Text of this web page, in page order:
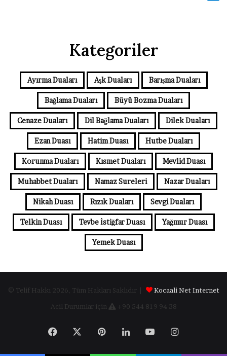
Kategoriler
Ayırma Duaları Aşk Duaları Barışma Duaları
Bağlama Duaları Büyü Bozma Duaları
Cenaze Duaları Dil Bağlama Duaları Dilek Duaları
Ezan Duası Hatim Duası Hutbe Duaları
Korunma Duaları Kısmet Duaları Mevlid Duası
Muhabbet Duaları Namaz Sureleri Nazar Duaları
Nikah Duası Rızık Duaları Sevgi Duaları
Telkin Duası Tevbe İstiğfar Duası Yağmur Duası
Yemek Duası
© Telif Hakkı 2026, Tüm Hakları Saklıdır |
Kocaali Net Internet
Acil Durumlar için
+90 544 819 94 38
Facebook PinterestLinkedInYouTubeInstagram